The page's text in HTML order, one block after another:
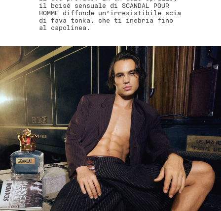
il boisé sensuale di SCANDAL POUR
HOMME diffonde un’irresistibile scia
di fava tonka, che ti inebria fino
al capolinea.